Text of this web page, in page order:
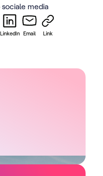
media
LinkedIn Email Link